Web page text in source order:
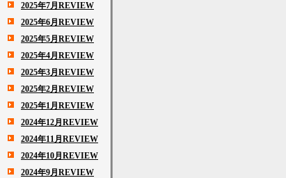
2025年7月REVIEW
2025年6月REVIEW
2025年5月REVIEW
2025年4月REVIEW
2025年3月REVIEW
2025年2月REVIEW
2025年1月REVIEW
2024年12月REVIEW
2024年11月REVIEW
2024年10月REVIEW
2024年9月REVIEW